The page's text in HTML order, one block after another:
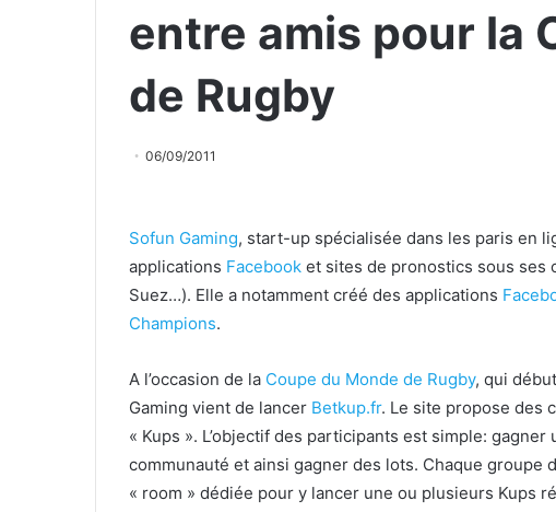
entre amis pour la
de Rugby
06/09/2011
Sofun Gaming, start-up spécialisée dans les paris en
applications Facebook et sites de pronostics sous ses
Suez…). Elle a notamment créé des applications
Champions.
A l’occasion de la Coupe du Monde de Rugby, qui
Gaming vient de lancer Betkup.fr. Le site propose des
« Kups ». L’objectif des participants est simple:
communauté et ainsi gagner des lots. Chaque groupe
« room » dédiée pour y lancer une ou plusieurs Kups